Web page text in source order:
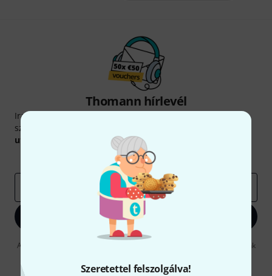
Szeretettel felszolgálva!
Thomann hírlevél
Iratkozz fel a Thomann angol nyelvű hírlevelére, és kis
szerencsével megnyerheted a
utalvány
Inspiráló gondolatok
Akciók
Bejelentkezés
A "Bejelentkezés" gombra kattintva elfogadja, hogy e-mailben küldjünk
információkat azdata protection guideline-ben talál.